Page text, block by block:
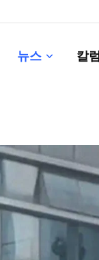
뉴스 칼럼